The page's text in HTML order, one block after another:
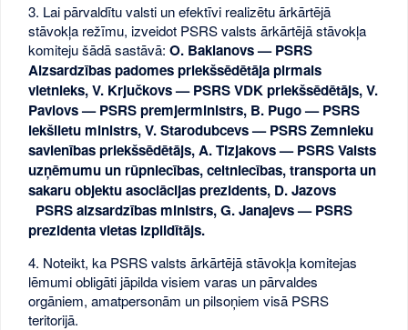
3. Lai pārvaldītu valsti un efektīvi realizētu ārkārtējā
stāvokļa režīmu, izveidot PSRS valsts ārkārtējā stāvokļa
komiteju šādā sastāvā:O. Baklanovs — PSRS
Aizsardzības padomes priekšsēdētāja pirmais
vietnieks, V. Krjučkovs — PSRS VDK priekšsēdētājs, V.
Pavlovs — PSRS premjerministrs, B. Pugo — PSRS
iekšlietu ministrs, V. Starodubcevs — PSRS Zemnieku
savienības priekšsēdētājs, A. Tizjakovs — PSRS Valsts
uzņēmumu un rūpniecības, celtniecības, transporta un
sakaru objektu asociācijas prezidents, D. Jazovs
PSRS aizsardzības ministrs, G. Janajevs — PSRS
prezidenta vietas izpildītājs.
4. Noteikt, ka PSRS valsts ārkārtējā stāvokļa komitejas
lēmumi obligāti jāpilda visiem varas un pārvaldes
orgāniem, amatpersonām un pilsoņiem visā PSRS
teritorijā.